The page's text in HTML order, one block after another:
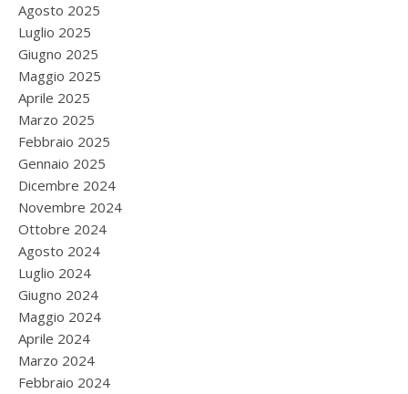
Agosto 2025
Luglio 2025
Giugno 2025
Maggio 2025
Aprile 2025
Marzo 2025
Febbraio 2025
Gennaio 2025
Dicembre 2024
Novembre 2024
Ottobre 2024
Agosto 2024
Luglio 2024
Giugno 2024
Maggio 2024
Aprile 2024
Marzo 2024
Febbraio 2024